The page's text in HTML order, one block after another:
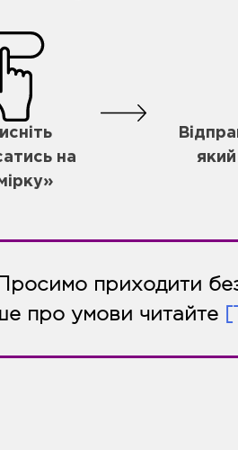
на
приходити
про умови читайте